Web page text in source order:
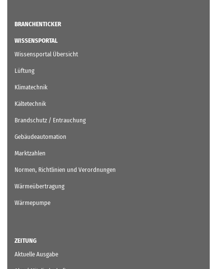
BRANCHENTICKER
WISSENSPORTAL
Wissensportal Übersicht
Lüftung
Klimatechnik
Kältetechnik
Brandschutz / Entrauchung
Gebäudeautomation
Marktzahlen
Normen, Richtlinien und Verordnungen
Wärmeübertragung
Wärmepumpe
ZEITUNG
Aktuelle Ausgabe